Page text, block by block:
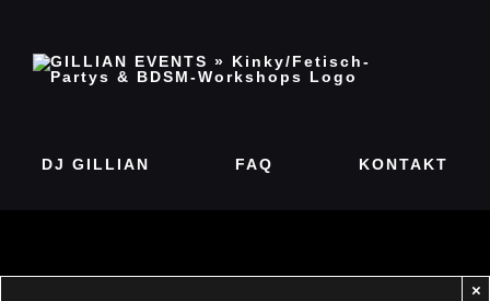
DJ GILLIAN FAQ KONTAKT
×